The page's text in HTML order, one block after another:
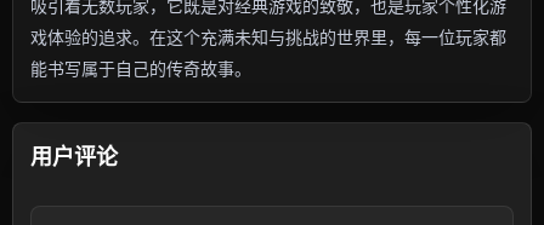
吸引着无数玩家，它既是对经典游戏的致敬，也是玩家个性化游
戏体验的追求。在这个充满未知与挑战的世界里，每一位玩家都
能书写属于自己的传奇故事。
用户评论